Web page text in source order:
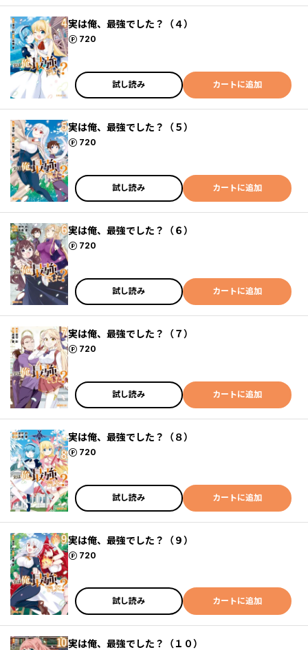
実は俺、最強でした？（４）
720
ポイント
試し読み カートに追加
実は俺、最強でした？（５）
720
ポイント
試し読み カートに追加
実は俺、最強でした？（６）
720
ポイント
試し読み カートに追加
実は俺、最強でした？（７）
720
ポイント
試し読み カートに追加
実は俺、最強でした？（８）
720
ポイント
試し読み カートに追加
実は俺、最強でした？（９）
720
ポイント
試し読み カートに追加
実は俺、最強でした？（１０）